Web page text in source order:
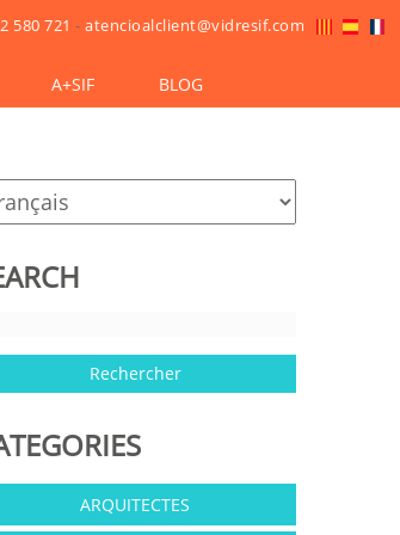
580 721 -atencioalclient@vidresif.com
A+SIF BLOG
ARQUITECTES